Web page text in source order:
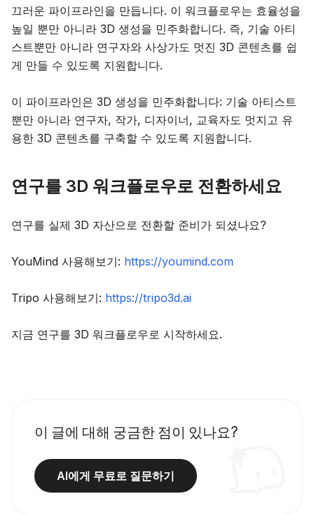
끄러운 파이프라인을 만듭니다. 이 워크플로우는 효율성을
높일 뿐만 아니라 3D 생성을 민주화합니다. 즉, 기술 아티
스트뿐만 아니라 연구자와 사상가도 멋진 3D 콘텐츠를 쉽
게 만들 수 있도록 지원합니다.
이 파이프라인은 3D 생성을 민주화합니다: 기술 아티스트
뿐만 아니라 연구자, 작가, 디자이너, 교육자도 멋지고 유
용한 3D 콘텐츠를 구축할 수 있도록 지원합니다.
연구를 3D 워크플로우로 전환하세요
연구를 실제 3D 자산으로 전환할 준비가 되셨나요?
YouMind 사용해보기: https://youmind.com
Tripo 사용해보기: https://tripo3d.ai
지금 연구를 3D 워크플로우로 시작하세요.
이 글에 대해 궁금한 점이 있나요?
AI에게 무료로 질문하기